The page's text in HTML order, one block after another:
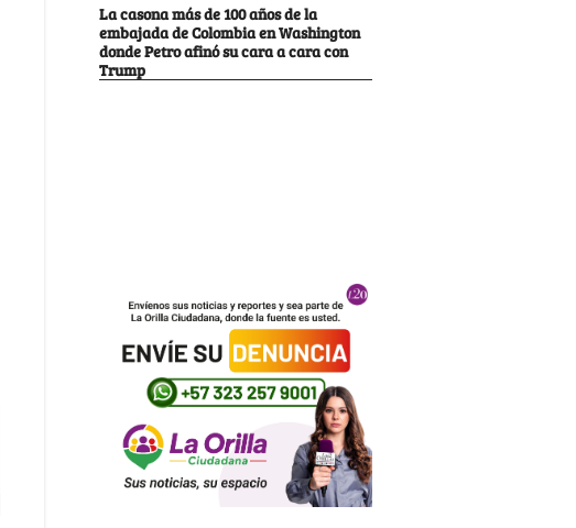
La casona más de 100 años de la
embajada de Colombia en Washington
donde Petro afinó su cara a cara con
Trump